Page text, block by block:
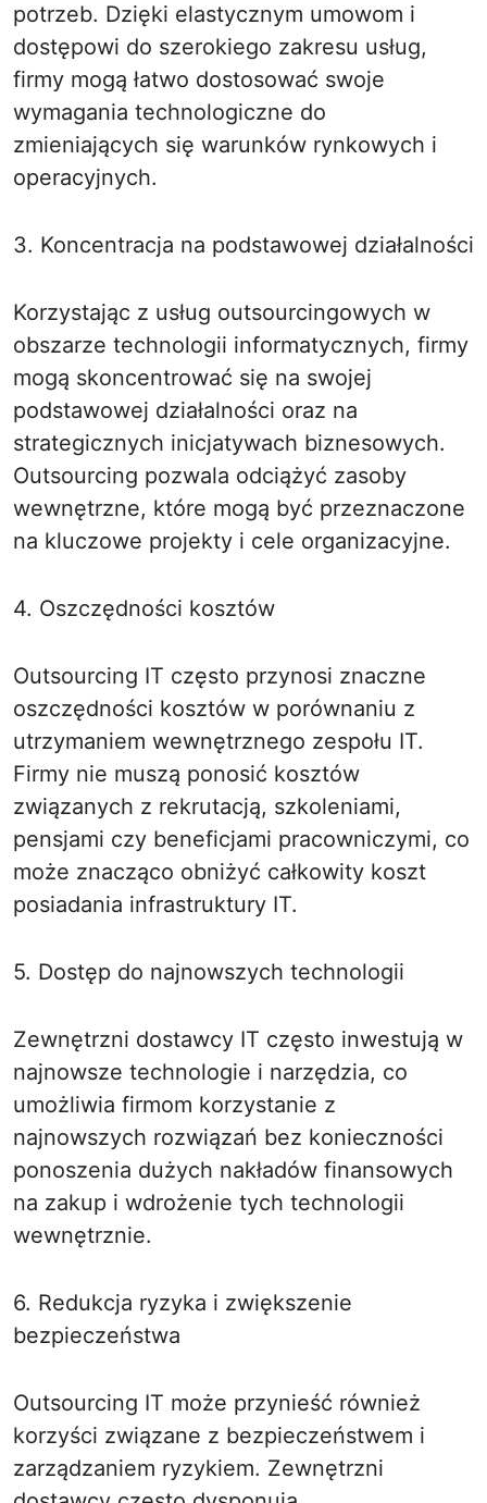
potrzeb. Dzięki elastycznym umowom i
dostępowi do szerokiego zakresu usług,
firmy mogą łatwo dostosować swoje
wymagania technologiczne do
zmieniających się warunków rynkowych i
operacyjnych.
3. Koncentracja na podstawowej działalności
Korzystając z usług outsourcingowych w
obszarze technologii informatycznych, firmy
mogą skoncentrować się na swojej
podstawowej działalności oraz na
strategicznych inicjatywach biznesowych.
Outsourcing pozwala odciążyć zasoby
wewnętrzne, które mogą być przeznaczone
na kluczowe projekty i cele organizacyjne.
4. Oszczędności kosztów
Outsourcing IT często przynosi znaczne
oszczędności kosztów w porównaniu z
utrzymaniem wewnętrznego zespołu IT.
Firmy nie muszą ponosić kosztów
związanych z rekrutacją, szkoleniami,
pensjami czy beneficjami pracowniczymi, co
może znacząco obniżyć całkowity koszt
posiadania infrastruktury IT.
5. Dostęp do najnowszych technologii
Zewnętrzni dostawcy IT często inwestują w
najnowsze technologie i narzędzia, co
umożliwia firmom korzystanie z
najnowszych rozwiązań bez konieczności
ponoszenia dużych nakładów finansowych
na zakup i wdrożenie tych technologii
wewnętrznie.
6. Redukcja ryzyka i zwiększenie
bezpieczeństwa
Outsourcing IT może przynieść również
korzyści związane z bezpieczeństwem i
zarządzaniem ryzykiem. Zewnętrzni